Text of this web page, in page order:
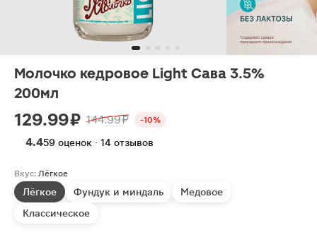
Молочко кедровое Light Сава 3.5%
200мл
129.99 ₽ 144.99 ₽ -10%
4.459 оценок · 14 отзывов
Вкус: Лёгкое
Лёгкое Фундук и миндаль
Медовое
Классическое